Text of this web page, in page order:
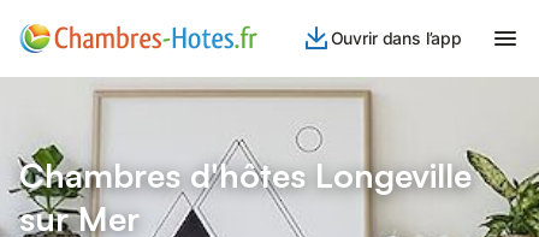
Ouvrir dans l’app
Chambres d'hôtes Longeville
sur Mer